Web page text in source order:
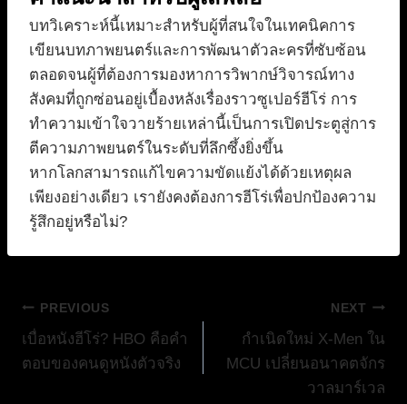
บทวิเคราะห์นี้เหมาะสำหรับผู้ที่สนใจในเทคนิคการ
เขียนบทภาพยนตร์และการพัฒนาตัวละครที่ซับซ้อน
ตลอดจนผู้ที่ต้องการมองหาการวิพากษ์วิจารณ์ทาง
สังคมที่ถูกซ่อนอยู่เบื้องหลังเรื่องราวซูเปอร์ฮีโร่ การ
ทำความเข้าใจวายร้ายเหล่านี้เป็นการเปิดประตูสู่การ
ตีความภาพยนตร์ในระดับที่ลึกซึ้งยิ่งขึ้น
หากโลกสามารถแก้ไขความขัดแย้งได้ด้วยเหตุผล
เพียงอย่างเดียว เรายังคงต้องการฮีโร่เพื่อปกป้องความ
รู้สึกอยู่หรือไม่?
แนะแนว
เรื่อง
PREVIOUS
เบื่อหนังฮีโร่? HBO คือคำ
ตอบของคนดูหนังตัวจริง
NEXT
กำเนิดใหม่ X-Men ใน
MCU เปลี่ยนอนาคตจักร
วาลมาร์เวล